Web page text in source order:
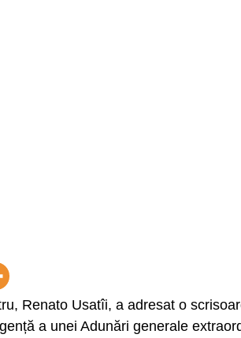
Renato Usatîi, a adresat o
a unei Adunări generale